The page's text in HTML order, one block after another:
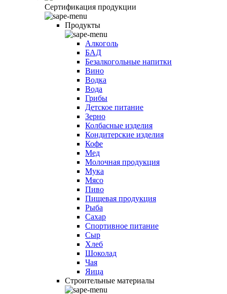
Сертификация продукции
Продукты
Алкоголь
БАД
Безалкогольные напитки
Вино
Водка
Вода
Грибы
Детское питание
Зерно
Колбасные изделия
Кондитерские изделия
Кофе
Мед
Молочная продукция
Мука
Мясо
Пиво
Пищевая продукция
Рыба
Сахар
Спортивное питание
Сыр
Хлеб
Шоколад
Чая
Яица
Строительные материалы